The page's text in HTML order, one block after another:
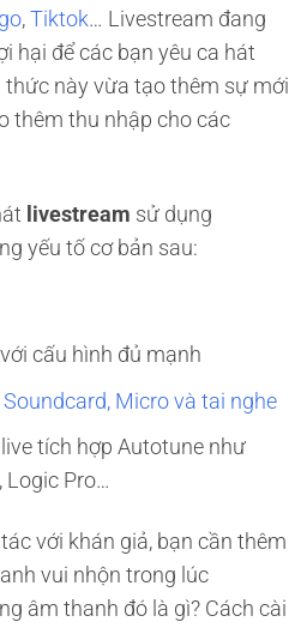
, Tiktok… Livestream đang
hại để các bạn yêu ca hát
thức này vừa tạo thêm sự mới
thêm thu nhập cho các
livestream sử dụng
yếu tố cơ bản sau:
cấu hình đủ mạnh
Soundcard, Micro và tai nghe
tích hợp Autotune như
Logic Pro…
với khán giả, bạn cần thêm
vui nhộn trong lúc
âm thanh đó là gì? Cách cài